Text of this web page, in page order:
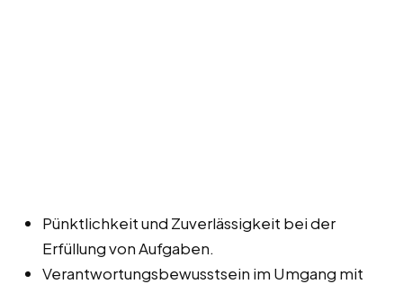
Pünktlichkeit und Zuverlässigkeit bei der
Erfüllung von Aufgaben.
Verantwortungsbewusstsein im Umgang mit